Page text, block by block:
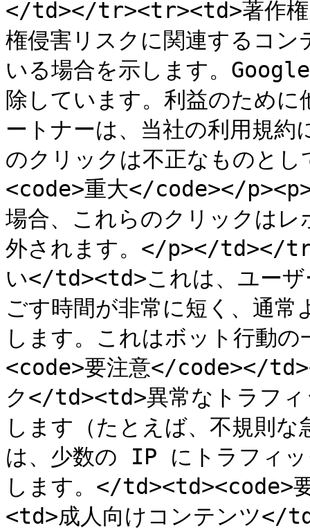
</td></tr><tr><td>著作権
権侵害リスクに関連するコ
いる場合を示します。
除しています。利益のため
ートナーは、当社の利用規
のクリックは不正なものと
<code>重大</code></
場合、これらのクリックは
外されます。</p></td></
い</td><td>これは、ユーザ
ごす時間が非常に短く、通
します。これはボット行動
<code>要注意</code></
ク</td><td>異常なトラフィ
します（たとえば、不規則
は、少数の IP にトラフィッ
します。</
<td>成人向けコンテンツ</